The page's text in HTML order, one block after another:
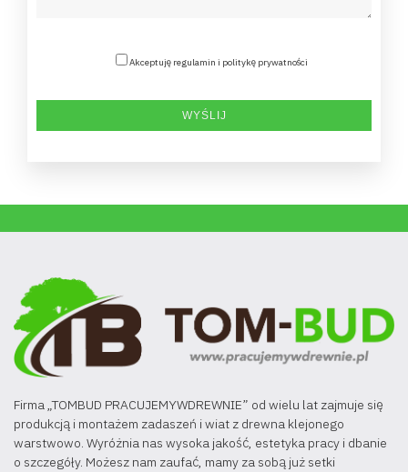
Akceptuję regulamin i politykę prywatności
Firma „TOMBUD PRACUJEMYWDREWNIE” od wielu lat zajmuje się
produkcją i montażem zadaszeń i wiat z drewna klejonego
warstwowo. Wyróżnia nas wysoka jakość, estetyka pracy i dbanie
o szczegóły. Możesz nam zaufać, mamy za sobą już setki